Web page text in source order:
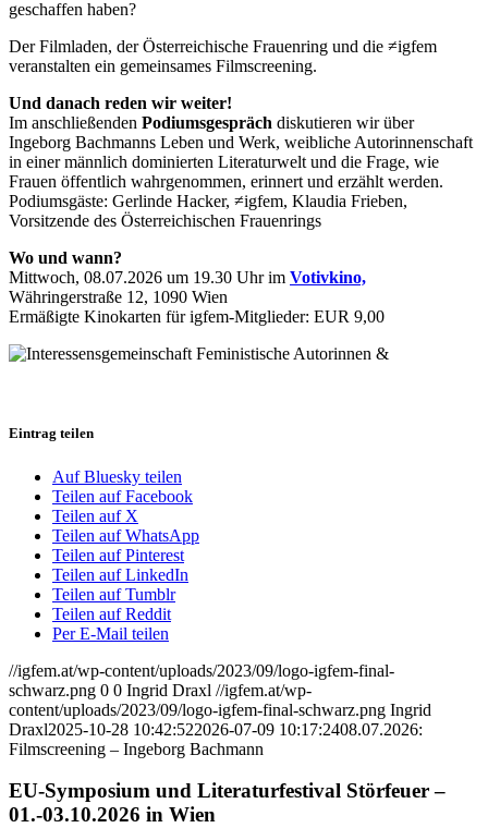
geschaffen haben?
Der Filmladen, der Österreichische Frauenring und die ≠igfem
veranstalten ein gemeinsames Filmscreening.
Und danach reden wir weiter!
Im anschließenden Podiumsgespräch diskutieren wir über
Ingeborg Bachmanns Leben und Werk, weibliche Autorinnenschaft
in einer männlich dominierten Literaturwelt und die Frage, wie
Frauen öffentlich wahrgenommen, erinnert und erzählt werden.
Podiumsgäste: Gerlinde Hacker, ≠igfem, Klaudia Frieben,
Vorsitzende des Österreichischen Frauenrings
Wo und wann?
Mittwoch, 08.07.2026 um 19.30 Uhr im Votivkino,
Währingerstraße 12, 1090 Wien
Ermäßigte Kinokarten für igfem-Mitglieder: EUR 9,00
&
Eintrag teilen
Auf Bluesky teilen
Teilen auf Facebook
Teilen auf X
Teilen auf WhatsApp
Teilen auf Pinterest
Teilen auf LinkedIn
Teilen auf Tumblr
Teilen auf Reddit
Per E-Mail teilen
//igfem.at/wp-content/uploads/2023/09/logo-igfem-final-
schwarz.png 0 0 Ingrid Draxl //igfem.at/wp-
content/uploads/2023/09/logo-igfem-final-schwarz.png Ingrid
Draxl2025-10-28 10:42:522026-07-09 10:17:2408.07.2026:
Filmscreening – Ingeborg Bachmann
EU-Symposium und Literaturfestival Störfeuer –
01.-03.10.2026 in Wien